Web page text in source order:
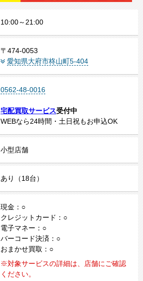
10:00～21:00
〒474-0053
愛知県大府市柊山町5-404
0562-48-0016
宅配買取サービス受付中
WEBなら24時間・土日祝もお申込OK
小型店舗
あり（18台）
現金：○
クレジットカード：○
電子マネー：○
バーコード決済：○
おまかせ買取：○
※対象サービスの詳細は、店舗にご確認
ください。